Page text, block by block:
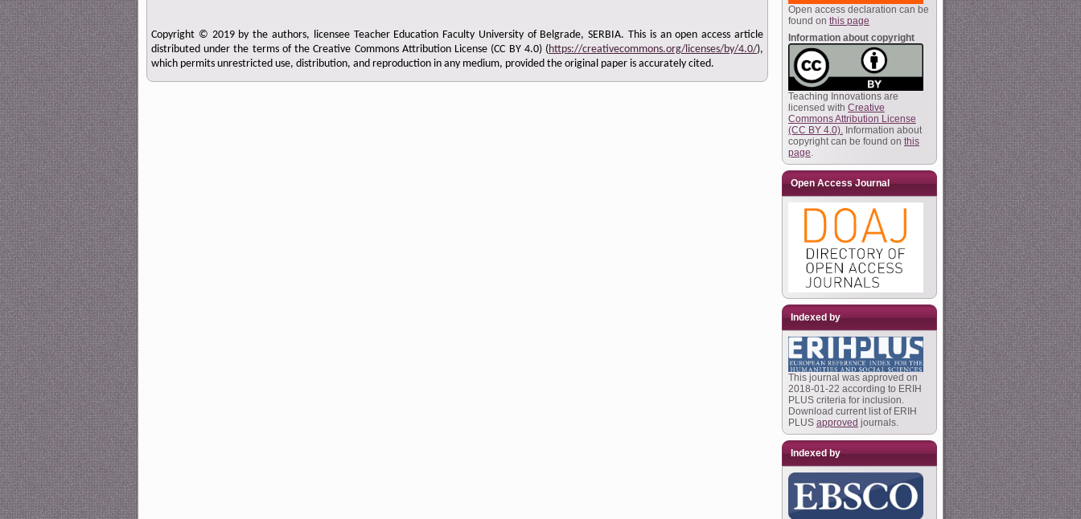
Copyright © 2019 by the authors, licensee Teacher Education Faculty University of Belgrade, SERBIA. This is an open access article
distributed under the terms of the Creative Commons Attribution License (CC BY 4.0) (https://creativecommons.org/licenses/by/4.0/),
which permits unrestricted use, distribution, and reproduction in any medium, provided the original paper is accurately cited.
Open access declaration can be
found on this page
Information about copyright
Teaching Innovations are
licensed with Creative
Commons Attribution License
(CC BY 4.0). Information about
copyright can be found on this
page.
Open Access Journal
Indexed by
This journal was approved on
2018-01-22 according to ERIH
PLUS criteria for inclusion.
Download current list of ERIH
PLUS approved journals.
Indexed by